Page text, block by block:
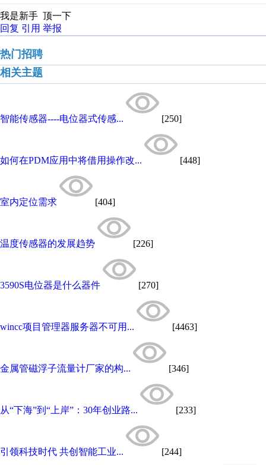
我是新手 顶一下
回复 引用 举报
热门招聘
相关主题
智能传感器----电位器式传感... [250]
如何在PDM应用中将借用操作改... [448]
室内定位需求 [404]
温度传感器的发展趋势 [226]
3590S电位器是什么器件 [270]
wincc项目管理器服务器不可用... [4463]
金属管磁浮子流量计厂家的构... [346]
从“下海”到“上岸”：30年创业路... [233]
引领科技时代 共创智能工业... [244]